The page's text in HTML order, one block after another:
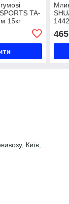
TA-
15кг
1446-15S
Київ,